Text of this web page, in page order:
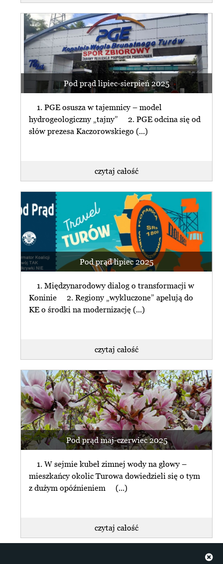
Pod prąd lipiec-sierpień 2025
1. PGE osusza w tajemnicy – model
hydrogeologiczny „tajny” 2. PGE odcina się od
słów prezesa Kaczorowskiego (...)
czytaj całość
Pod prąd lipiec 2025
1. Międzynarodowy dialog o transformacji w
Koninie 2. Regiony „wykluczone” apelują do
KE o środki na modernizację (...)
czytaj całość
Pod prąd maj-czerwiec 2025
1. W sejmie kubeł zimnej wody na głowy –
mieszkańcy okolic Turowa dowiedzieli się o tym
z dużym opóźnieniem (...)
czytaj całość